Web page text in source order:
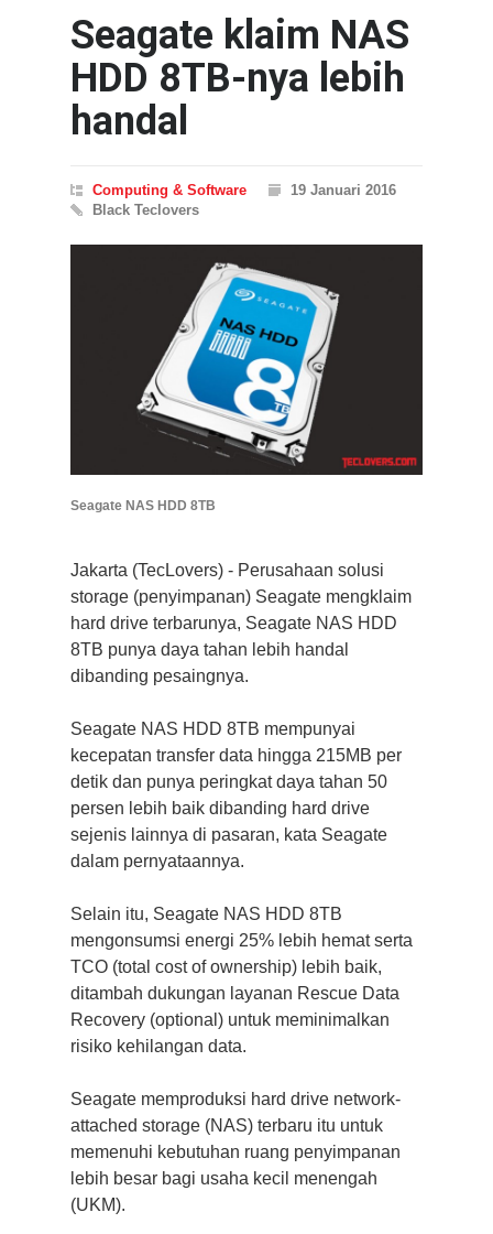
Seagate klaim NAS
HDD 8TB-nya lebih
handal
Computing & Software
19 Januari 2016
Black Teclovers
Seagate NAS HDD 8TB
Jakarta (TecLovers) - Perusahaan solusi
storage (penyimpanan) Seagate mengklaim
hard drive terbarunya, Seagate NAS HDD
8TB punya daya tahan lebih handal
dibanding pesaingnya.
Seagate NAS HDD 8TB mempunyai
kecepatan transfer data hingga 215MB per
detik dan punya peringkat daya tahan 50
persen lebih baik dibanding hard drive
sejenis lainnya di pasaran, kata Seagate
dalam pernyataannya.
Selain itu, Seagate NAS HDD 8TB
mengonsumsi energi 25% lebih hemat serta
TCO (total cost of ownership) lebih baik,
ditambah dukungan layanan Rescue Data
Recovery (optional) untuk meminimalkan
risiko kehilangan data.
Seagate memproduksi hard drive network-
attached storage (NAS) terbaru itu untuk
memenuhi kebutuhan ruang penyimpanan
lebih besar bagi usaha kecil menengah
(UKM).